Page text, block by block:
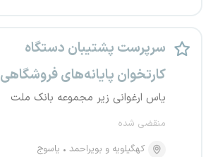
سرپرست پشتیبان دستگاه
کارتخوان پایانه‌های فروشگاهی
یاس ارغوانی زیر مجموعه بانک ملت
منقضی شده
کهگیلویه و بویراحمد
یاسوج